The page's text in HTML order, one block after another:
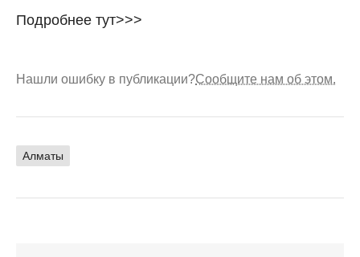
Подробнее тут>>>
Нашли ошибку в публикации?Сообщите нам об этом.
Алматы